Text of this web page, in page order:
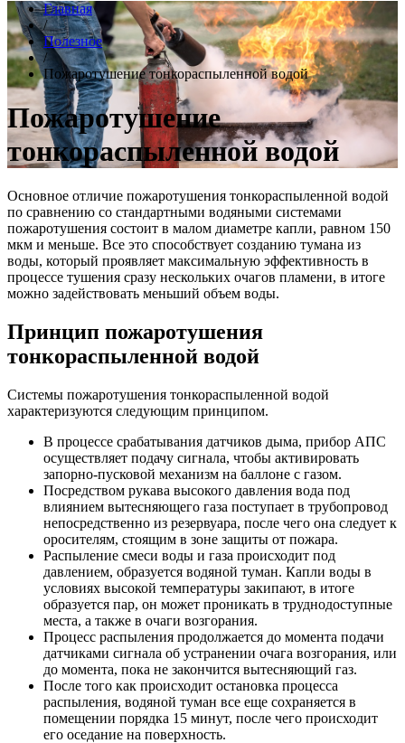
Главная
/
Полезное
/
Пожаротушение тонкораспыленной водой
Пожаротушение
тонкораспыленной водой
Основное отличие пожаротушения тонкораспыленной водой
по сравнению со стандартными водяными системами
пожаротушения состоит в малом диаметре капли, равном 150
мкм и меньше. Все это способствует созданию тумана из
воды, который проявляет максимальную эффективность в
процессе тушения сразу нескольких очагов пламени, в итоге
можно задействовать меньший объем воды.
Принцип пожаротушения
тонкораспыленной водой
Системы пожаротушения тонкораспыленной водой
характеризуются следующим принципом.
В процессе срабатывания датчиков дыма, прибор АПС
осуществляет подачу сигнала, чтобы активировать
запорно-пусковой механизм на баллоне с газом.
Посредством рукава высокого давления вода под
влиянием вытесняющего газа поступает в трубопровод
непосредственно из резервуара, после чего она следует к
оросителям, стоящим в зоне защиты от пожара.
Распыление смеси воды и газа происходит под
давлением, образуется водяной туман. Капли воды в
условиях высокой температуры закипают, в итоге
образуется пар, он может проникать в труднодоступные
места, а также в очаги возгорания.
Процесс распыления продолжается до момента подачи
датчиками сигнала об устранении очага возгорания, или
до момента, пока не закончится вытесняющий газ.
После того как происходит остановка процесса
распыления, водяной туман все еще сохраняется в
помещении порядка 15 минут, после чего происходит
его оседание на поверхность.